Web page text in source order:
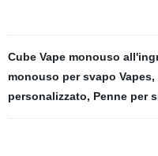
Cube Vape monouso
monouso per svapo Vapes,
personalizzato, Penne per